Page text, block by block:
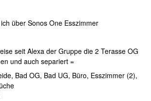
über Sonos One Esszimmer
seit Alexa der Gruppe die 2 Terasse OG
und auch separiert =
Bad OG, Bad UG, Büro, Esszimmer (2),